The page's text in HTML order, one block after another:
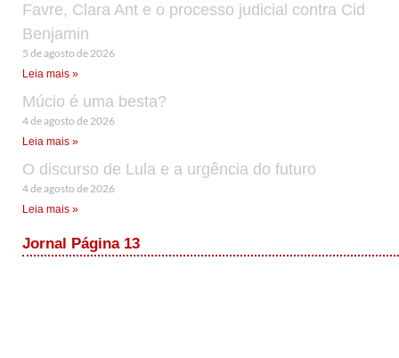
Favre, Clara Ant e o processo judicial contra Cid
Benjamin
5 de agosto de 2026
Leia mais »
Múcio é uma besta?
4 de agosto de 2026
Leia mais »
O discurso de Lula e a urgência do futuro
4 de agosto de 2026
Leia mais »
Jornal Página 13